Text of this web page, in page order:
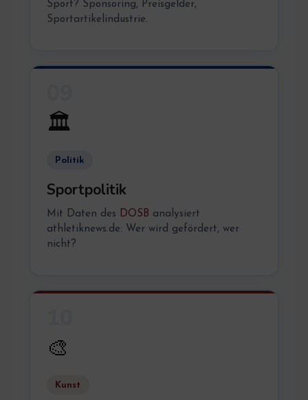
Sport? Sponsoring, Preisgelder,
Sportartikelindustrie.
🏛️
Politik
Sportpolitik
Mit Daten des DOSB analysiert
athletiknews.de: Wer wird gefördert, wer
nicht?
🎨
Kunst